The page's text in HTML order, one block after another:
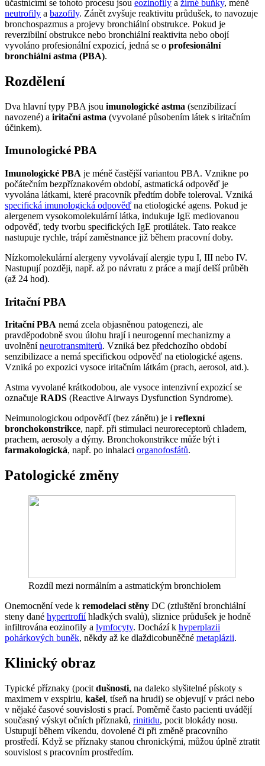
účastnícími se tohoto procesu jsou eozinofily a žírné buňky, méně
neutrofily a bazofily. Zánět zvyšuje reaktivitu průdušek, to navozuje
bronchospazmus a projevy bronchiální obstrukce. Pokud je
reverzibilní obstrukce nebo bronchiální reaktivita nebo obojí
vyvoláno profesionální expozicí, jedná se o profesionální
bronchiální astma (PBA).
Rozdělení
Dva hlavní typy PBA jsou imunologické astma (senzibilizací
navozené) a iritační astma (vyvolané působením látek s iritačním
účinkem).
Imunologické PBA
Imunologické PBA je méně častější variantou PBA. Vznikne po
počátečním bezpříznakovém období, astmatická odpověď je
vyvolána látkami, které pracovník předtím dobře toleroval. Vzniká
specifická imunologická odpověď na etiologické agens. Pokud je
alergenem vysokomolekulární látka, indukuje IgE mediovanou
odpověď, tedy tvorbu specifických IgE protilátek. Tato reakce
nastupuje rychle, trápí zaměstnance již během pracovní doby.
Nízkomolekulární alergeny vyvolávají alergie typu I, III nebo IV.
Nastupují později, např. až po návratu z práce a mají delší průběh
(až 24 hod).
Iritační PBA
Iritační PBA nemá zcela objasněnou patogenezi, ale
pravděpodobně svou úlohu hrají i neurogenní mechanizmy a
uvolněníneurotransmiterů. Vzniká bez předchozího období
senzibilizace a nemá specifickou odpověď na etiologické agens.
Vzniká po expozici vysoce iritačním látkám (prach, aerosol, atd.).
Astma vyvolané krátkodobou, ale vysoce intenzivní expozicí se
označuje RADS (Reactive Airways Dysfunction Syndrome).
Neimunologickou odpověďí (bez zánětu) je i reflexní
bronchokonstrikce, např. při stimulaci neuroreceptorů chladem,
prachem, aerosoly a dýmy. Bronchokonstrikce může být i
farmakologická, např. po inhalaci organofosfátů.
Patologické změny
Rozdíl mezi normálním a astmatickým bronchiolem
Onemocnění vede k remodelaci stěny DC (ztluštění bronchiální
steny dané hypertrofiíhladkých svalů), sliznice průdušek je hodně
infiltrována eozinofily a lymfocyty. Dochází k hyperplazii
pohárkových buněk, někdy až ke dlaždicobuněčné metaplázii.
Klinický obraz
Typické příznaky (pocit dušnosti, na daleko slyšitelné pískoty s
maximem v exspiriu, kašel, tíseň na hrudi) se objevují v práci nebo
v nějaké časové souvislosti s prací. Poměrně často pacienti uvádějí
současný výskyt očních příznaků, rinitidu, pocit blokády nosu.
Ustupují během víkendu, dovolené či při změně pracovního
prostředí. Když se příznaky stanou chronickými, můžou úplně ztratit
souvislost s pracovním prostředím.